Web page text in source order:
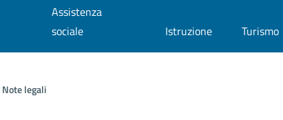
Assistenza
sociale
Istruzione Turismo
Note legali